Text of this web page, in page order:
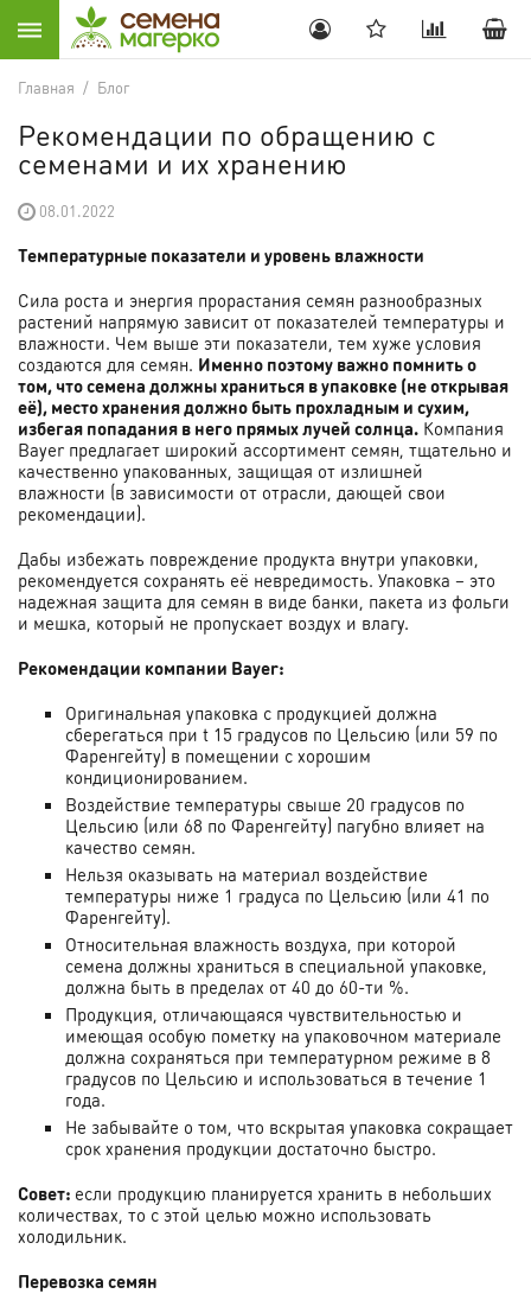
Главная / Блог
Рекомендации по обращению с
семенами и их хранению
08.01.2022
Температурные показатели и уровень влажности
Сила роста и энергия прорастания семян разнообразных
растений напрямую зависит от показателей температуры и
влажности. Чем выше эти показатели, тем хуже условия
создаются для семян. Именно поэтому важно помнить о
том, что семена должны храниться в упаковке (не открывая
её), место хранения должно быть прохладным и сухим,
избегая попадания в него прямых лучей солнца. Компания
Bayer предлагает широкий ассортимент семян, тщательно и
качественно упакованных, защищая от излишней
влажности (в зависимости от отрасли, дающей свои
рекомендации).
Дабы избежать повреждение продукта внутри упаковки,
рекомендуется сохранять её невредимость. Упаковка – это
надежная защита для семян в виде банки, пакета из фольги
и мешка, который не пропускает воздух и влагу.
Рекомендации компании Bayer:
Оригинальная упаковка с продукцией должна
сберегаться при t 15 градусов по Цельсию (или 59 по
Фаренгейту) в помещении с хорошим
кондиционированием.
Воздействие температуры свыше 20 градусов по
Цельсию (или 68 по Фаренгейту) пагубно влияет на
качество семян.
Нельзя оказывать на материал воздействие
температуры ниже 1 градуса по Цельсию (или 41 по
Фаренгейту).
Относительная влажность воздуха, при которой
семена должны храниться в специальной упаковке,
должна быть в пределах от 40 до 60-ти %.
Продукция, отличающаяся чувствительностью и
имеющая особую пометку на упаковочном материале
должна сохраняться при температурном режиме в 8
градусов по Цельсию и использоваться в течение 1
года.
Не забывайте о том, что вскрытая упаковка сокращает
срок хранения продукции достаточно быстро.
Совет: если продукцию планируется хранить в небольших
количествах, то с этой целью можно использовать
холодильник.
Перевозка семян